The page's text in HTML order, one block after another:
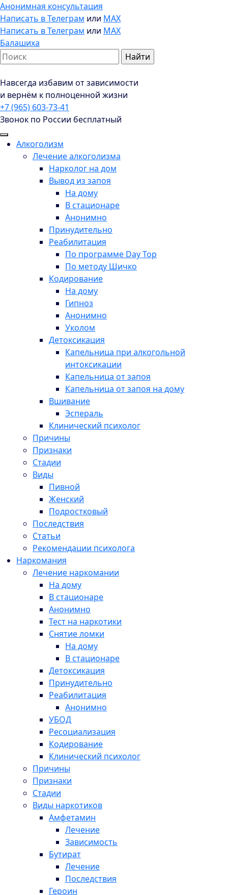
Анонимная консультация
Написать в Телеграм или MAX
Написать в Телеграм или MAX
Балашиха
Навсегда избавим от зависимости
и вернём к полноценной жизни
+7 (965) 603-73-41
Звонок по России бесплатный
Алкоголизм
Лечение алкоголизма
Нарколог на дом
Вывод из запоя
На дому
В стационаре
Анонимно
Принудительно
Реабилитация
По программе Day Top
По методу Шичко
Кодирование
На дому
Гипноз
Анонимно
Уколом
Детоксикация
Капельница при алкогольной
интоксикации
Капельница от запоя
Капельница от запоя на дому
Вшивание
Эспераль
Клинический психолог
Причины
Признаки
Стадии
Виды
Пивной
Женский
Подростковый
Последствия
Статьи
Рекомендации психолога
Наркомания
Лечение наркомании
На дому
В стационаре
Анонимно
Тест на наркотики
Снятие ломки
На дому
В стационаре
Детоксикация
Принудительно
Реабилитация
Анонимно
УБОД
Ресоциализация
Кодирование
Клинический психолог
Причины
Признаки
Стадии
Виды наркотиков
Амфетамин
Лечение
Зависимость
Бутират
Лечение
Последствия
Героин